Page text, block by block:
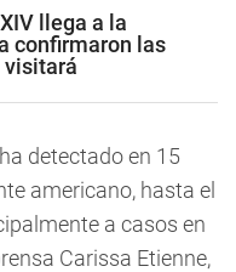
llega a la
confirmaron las
visitará
detectado en 15
americano, hasta el
a casos en
Carissa Etienne,